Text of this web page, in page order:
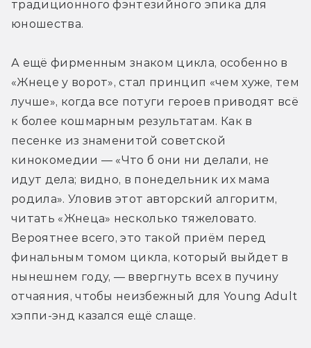
традиционного фэнтезийного эпика для
юношества.
А ещё фирменным знаком цикла, особенно в
«Жнеце у ворот», стал принцип «чем хуже, тем
лучше», когда все потуги героев приводят всё
к более кошмарным результатам. Как в
песенке из знаменитой советской
кинокомедии — «Что б они ни делали, не
идут дела; видно, в понедельник их мама
родила». Уловив этот авторский алгоритм,
читать «Жнеца» несколько тяжеловато.
Вероятнее всего, это такой приём перед
финальным томом цикла, который выйдет в
нынешнем году, — ввергнуть всех в пучину
отчаяния, чтобы неизбежный для Young Adult
хэппи-энд казался ещё слаще.